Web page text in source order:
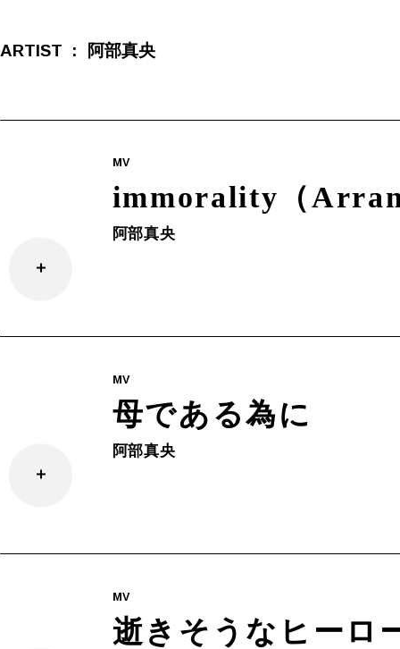
ARTIST 阿部真央
MV
immorality（
阿部真央
MV
母である為に
阿部真央
MV
逝きそうなヒーロ